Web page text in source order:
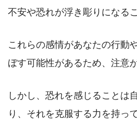
不安や恐れが浮き彫りになる
これらの感情があなたの行動
ぼす可能性があるため、注意
しかし、恐れを感じることは
り、それを克服する力を持っ